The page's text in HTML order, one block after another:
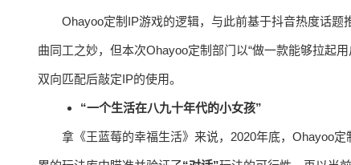
Ohayoo定制IP游戏的逻辑，与此前基于抖音热度话
曲同工之妙，但本次Ohayoo定制部门以“做一款能够拉起
双向匹配后敲定IP的使用。
“一个生活在八九十年代的小女孩”
拿《王蓝莓的幸福生活》来说，2020年底，Ohayoo